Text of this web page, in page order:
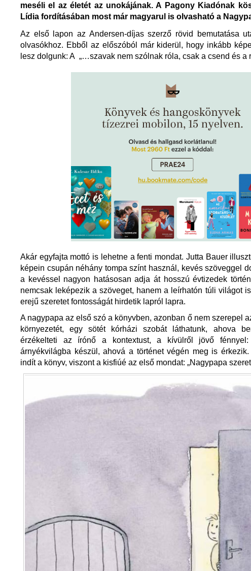
meséli el az életét az unokájának. A Pagony Kiadónak
Lídia fordításában most már magyarul is olvasható a
Az első lapon az Andersen-díjas szerző rövid bemutatása
olvasókhoz. Ebből az előszóból már kiderül, hogy inkább
lesz dolgunk: A „…szavak nem szólnak róla, csak a csend és a
Akár egyfajta mottó is lehetne a fenti mondat. Jutta Bauer
képein csupán néhány tompa színt használ, kevés szöveggel
a kevéssel nagyon hatásosan adja át hosszú évtizedek
nemcsak leképezik a szöveget, hanem a leírhatón túli világot
erejű szeretet fontosságát hirdetik lapról lapra.
A nagypapa az első szó a könyvben, azonban ő nem szerepel
környezetét, egy sötét kórházi szobát láthatunk, ahova
érzékelteti az írónő a kontextust, a kívülről jövő
árnyékvilágba készül, ahová a történet végén meg is érkezik.
indít a könyv, viszont a kisfiúé az első mondat: „Nagypapa